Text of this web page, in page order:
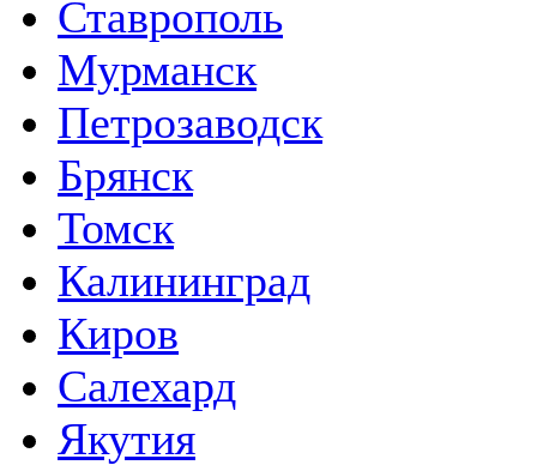
Ставрополь
Мурманск
Петрозаводск
Брянск
Томск
Калининград
Киров
Салехард
Якутия